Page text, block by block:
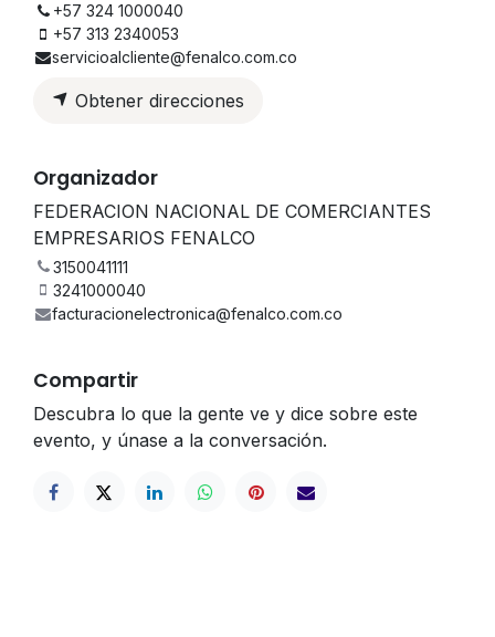
+57 324 1000040
+57 313 2340053
servicioalcliente@fenalco.com.co
Obtener direcciones
Organizador
FEDERACION NACIONAL DE COMERCIANTES
EMPRESARIOS FENALCO
3150041111
3241000040
facturacionelectronica@fenalco.com.co
Compartir
Descubra lo que la gente ve y dice sobre este
evento, y únase a la conversación.